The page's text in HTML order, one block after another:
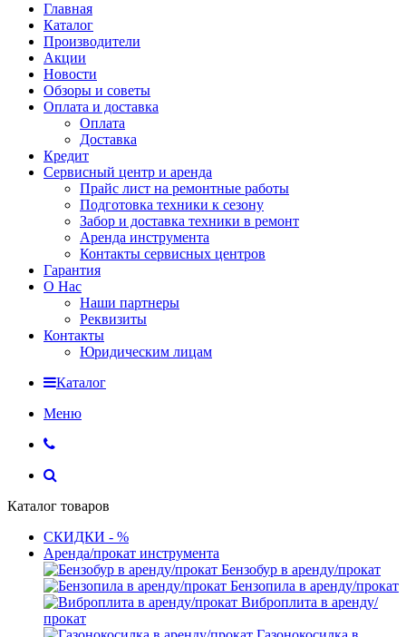
Главная
Каталог
Производители
Акции
Новости
Обзоры и советы
Оплата и доставка
Оплата
Доставка
Кредит
Сервисный центр и аренда
Прайс лист на ремонтные работы
Подготовка техники к сезону
Забор и доставка техники в ремонт
Аренда инструмента
Контакты сервисных центров
Гарантия
О Нас
Наши партнеры
Реквизиты
Контакты
Юридическим лицам
Каталог
Меню
Каталог товаров
СКИДКИ - %
Аренда/прокат инструмента
Бензобур в аренду/прокат
Бензопила в аренду/прокат
Виброплита в аренду/
прокат